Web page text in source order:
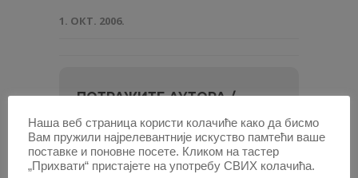
1. ОКТ. 2006.
ПОТРАЖИТЕ АУТОРА /
Унесите
име
иили најмање два слова, па изаберите
Наша веб страница користи колачиће како да бисмо
Вам пружили најрелевантније искуство памтећи ваше
поставке и поновне посете. Кликом на тастер
„Прихвати“ пристајете на употребу СВИХ колачића.